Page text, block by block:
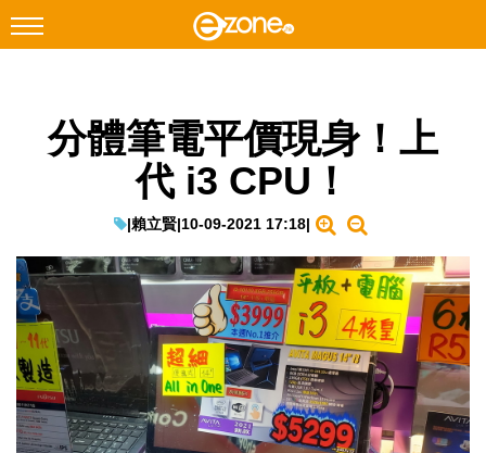
Facebook Instagram
遊戲動漫
教學評測
EduTech
IT Times
生成式AI與雲端應用
分體筆電平價現身！上
代 i3 CPU！
|賴立賢|10-09-2021 17:18|